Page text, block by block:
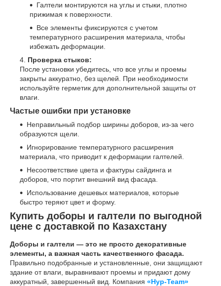
Галтели монтируются на углы и стыки, плотно
прижимая к поверхности.
Все элементы фиксируются с учетом
температурного расширения материала, чтобы
избежать деформации.
Проверка стыков:
После установки убедитесь, что все углы и проемы
закрыты аккуратно, без щелей. При необходимости
используйте герметик для дополнительной защиты от
влаги.
Частые ошибки при установке
Неправильный подбор ширины доборов, из-за чего
образуются щели.
Игнорирование температурного расширения
материала, что приводит к деформации галтелей.
Несоответствие цвета и фактуры сайдинга и
доборов, что портит внешний вид фасада.
Использование дешевых материалов, которые
быстро теряют цвет и форму.
Купить доборы и галтели по выгодной
цене с доставкой по Казахстану
Доборы и галтели — это не просто декоративные
элементы, а важная часть качественного фасада.
Правильно подобранные и установленные, они защищают
здание от влаги, выравнивают проемы и придают дому
аккуратный, завершенный вид. Компания «Нур-Team»